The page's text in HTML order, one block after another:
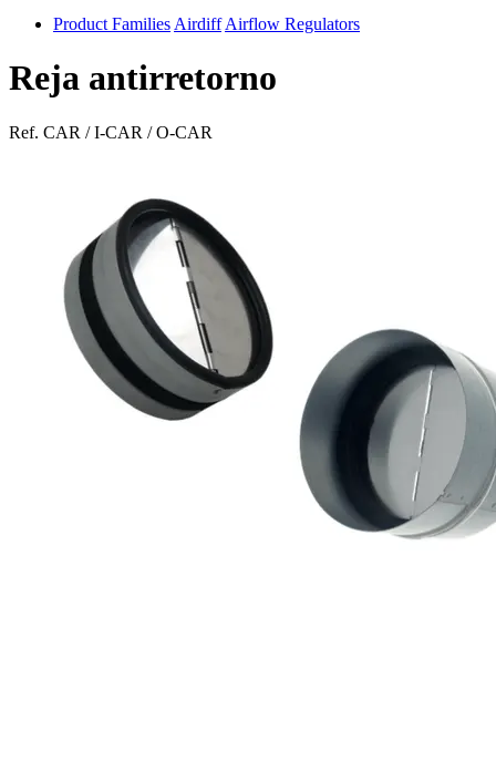
antivib
isolfix
flexduct
Product Families Airdiff Airflow Regulators
Reja antirretorno
Ref. CAR / I-CAR / O-CAR